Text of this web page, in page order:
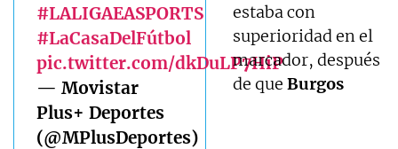
#LALIGAEASPORTS
#LaCasaDelFútbol
pic.twitter.com/dkDuLP7HiP
— Movistar
Plus+ Deportes
(@MPlusDeportes)
estaba con
superioridad en el
marcador, después
de queBurgos